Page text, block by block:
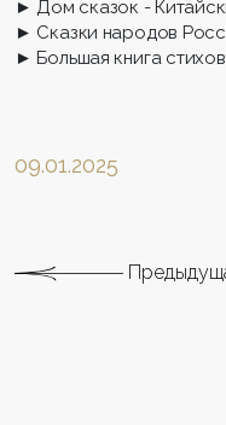
► Дом сказок -
► Сказки народов
► Большая книга
09.01.2025